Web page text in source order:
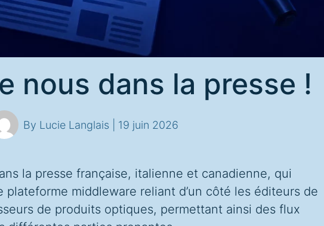
nous dans la presse !
By Lucie Langlais | 19 juin 2026
la presse française, italienne et canadienne, qui
middleware reliant d’un côté les éditeurs de
de produits optiques, permettant ainsi des flux